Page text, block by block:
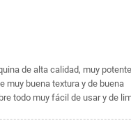
de alta calidad, muy
muy buena textura y de buena
todo muy fácil de usar y de